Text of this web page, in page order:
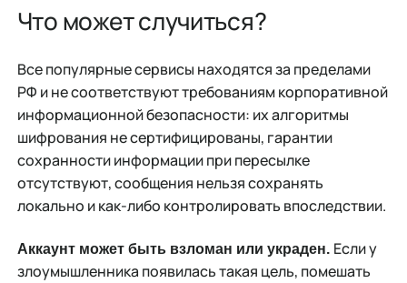
Что может случиться?
Все популярные сервисы находятся за пределами
РФ и не соответствуют требованиям корпоративной
информационной безопасности: их алгоритмы
шифрования не сертифицированы, гарантии
сохранности информации при пересылке
отсутствуют, сообщения нельзя сохранять
локально и как-либо контролировать впоследствии.
Аккаунт может быть взломан или украден. Если у
злоумышленника появилась такая цель, помешать